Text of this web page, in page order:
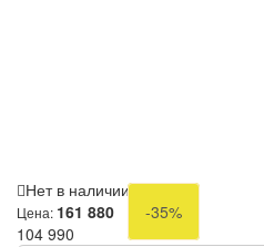
Нет в наличии
Цена: 161 880
-35%
104 990